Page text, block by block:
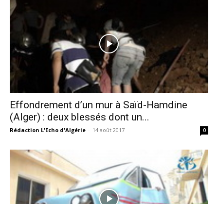
Effondrement d’un mur à Saïd-Hamdine
(Alger) : deux blessés dont un...
Rédaction L'Echo d'Algérie - 14 août 2017 0